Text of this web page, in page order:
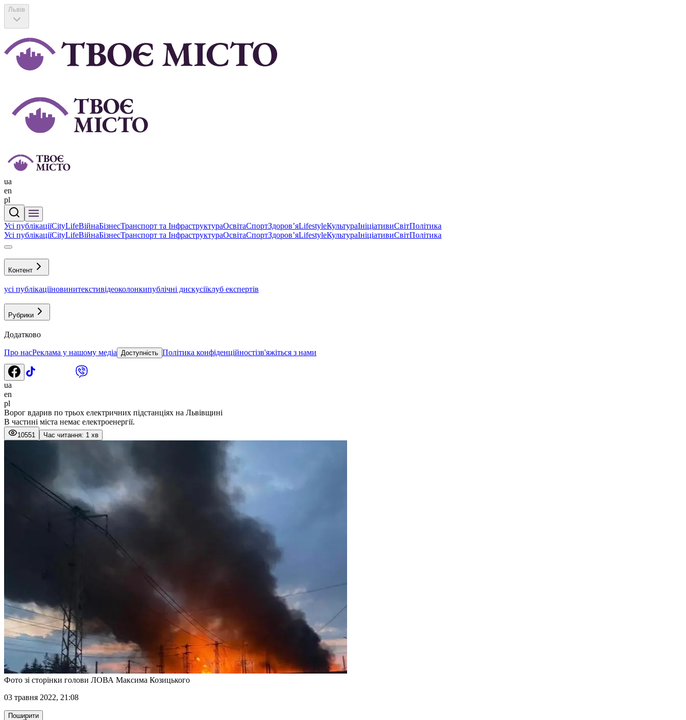
Львів
ua
en
pl
Усі публікаціїCityLifeВійнаБізнесТранспорт та ІнфраструктураОсвітаСпортЗдоровʼяLifestyleКультураІніціативиСвітПолітика
Усі публікаціїCityLifeВійнаБізнесТранспорт та ІнфраструктураОсвітаСпортЗдоровʼяLifestyleКультураІніціативиСвітПолітика
Контент
усі публікаціїновинитекстивідеоколонкипублічні дискусіїклуб експертів
Рубрики
Додатково
Про насРеклама у нашому медіа Доступність Політика конфіденційностізв'яжіться з нами
ua
en
pl
Ворог вдарив по трьох електричних підстанціях на Львівщині
В частині міста немає електроенергії.
10551 Час читання: 1 хв
Фото зі сторінки голови ЛОВА Максима Козицького
03 травня 2022, 21:08
Поширити